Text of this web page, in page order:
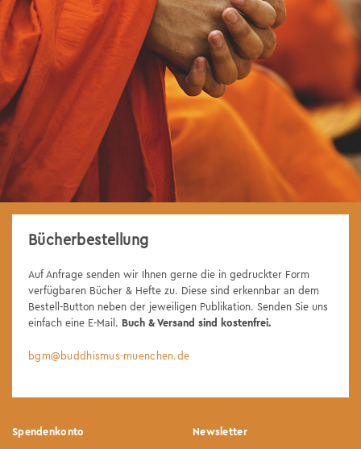
Bücherbestellung
Auf Anfrage senden wir Ihnen gerne die in gedruckter Form
verfügbaren Bücher & Hefte zu. Diese sind erkennbar an dem
Bestell-Button neben der jeweiligen Publikation. Senden Sie uns
einfach eine E-Mail. Buch & Versand sind kostenfrei.
bgm@buddhismus-muenchen.de
Spendenkonto Newsletter